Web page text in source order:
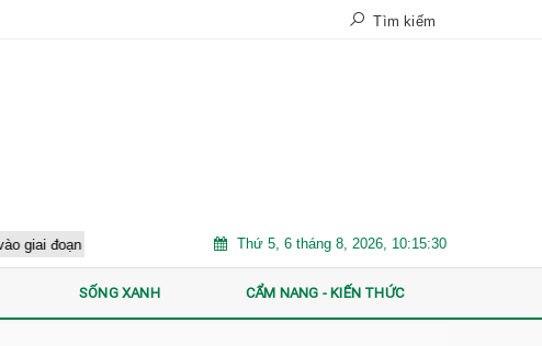
Tìm kiếm
phân hóa mạnh: "Luật chơi" mới đang dành cho ai? Bổ sung 5.000 tỷ
Thứ 5, 6 tháng 8, 2026, 10:15:31
SỐNG XANH CẨM NANG - KIẾN THỨC